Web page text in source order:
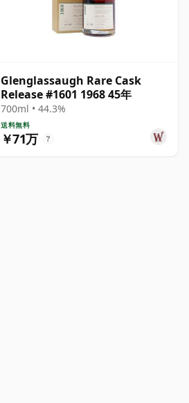
Glenglassaugh Rare Cask
Release #1601 1968 45年
700ml • 44.3%
送料無料
￥71万 ?